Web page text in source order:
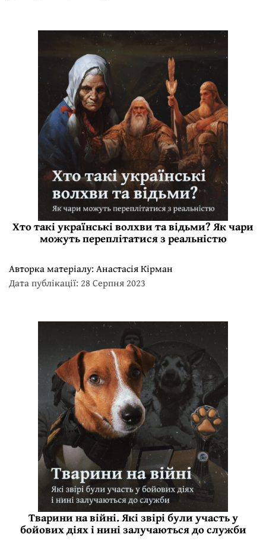
Хто такі українські волхви та відьми? Як чари
можуть переплітатися з реальністю
Авторка матеріалу: Анастасія Кірман
Дата публікації: 28 Серпня 2023
Тварини на війні. Які звірі були участь у
бойових діях і нині залучаються до служби